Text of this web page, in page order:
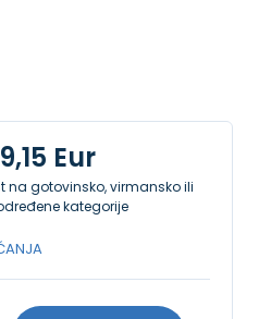
Eur
na gotovinsko, virmansko ili
kategorije